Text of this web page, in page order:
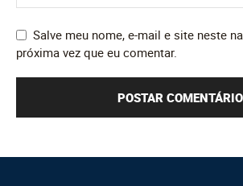
Salve meu nome, e-mail e site neste
próxima vez que eu comentar.